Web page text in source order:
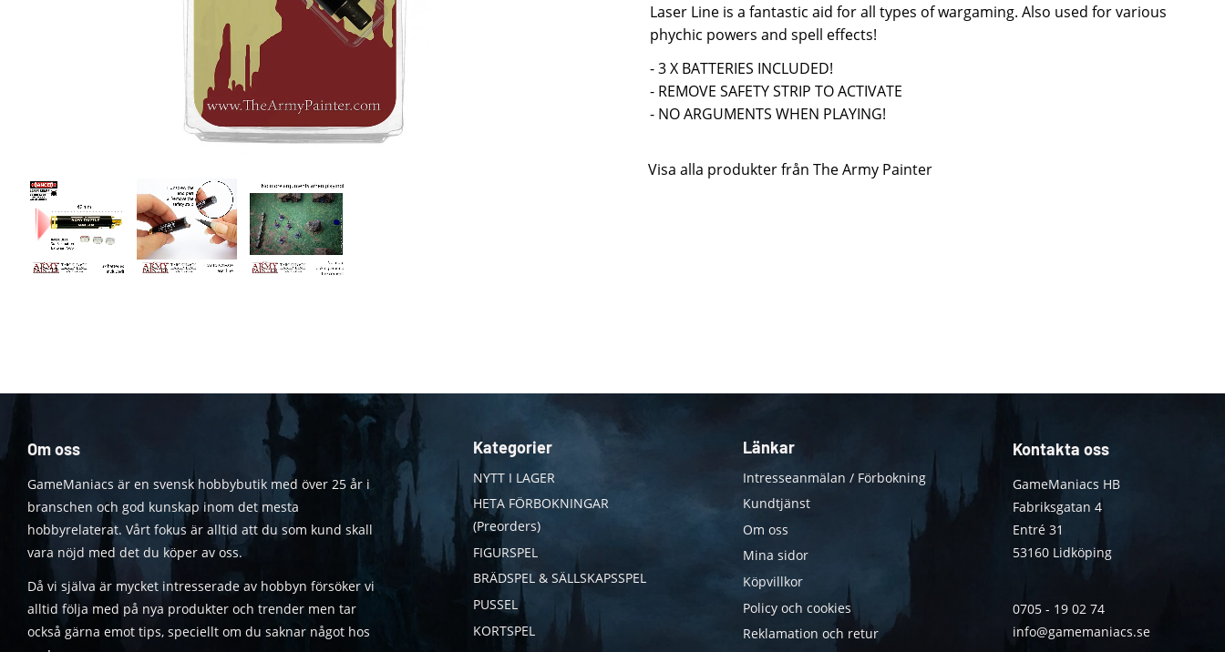
Laser Line is a fantastic aid for all types of wargaming. Also used for various
phychic powers and spell effects!
- 3 X BATTERIES INCLUDED!
- REMOVE SAFETY STRIP TO ACTIVATE
- NO ARGUMENTS WHEN PLAYING!
Visa alla produkter från The Army Painter
Om oss
GameManiacs är en svensk hobbybutik med över 25 år i
branschen och god kunskap inom det mesta
hobbyrelaterat. Vårt fokus är alltid att du som kund skall
vara nöjd med det du köper av oss.
Då vi själva är mycket intresserade av hobbyn försöker vi
alltid följa med på nya produkter och trender men tar
också gärna emot tips, speciellt om du saknar något hos
Kategorier
NYTT I LAGER
HETA FÖRBOKNINGAR
(Preorders)
FIGURSPEL
BRÄDSPEL & SÄLLSKAPSSPEL
PUSSEL
KORTSPEL
Länkar
Intresseanmälan / Förbokning
Kundtjänst
Om oss
Mina sidor
Köpvillkor
Policy och cookies
Reklamation och retur
Kontakta oss
GameManiacs HB
Fabriksgatan 4
Entré 31
53160 Lidköping
0705 - 19 02 74
info@gamemaniacs.se